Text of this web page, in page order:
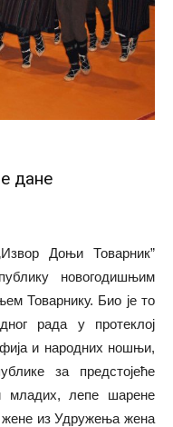
дане
Доњи Товарник”
новогодишњим
Товарнику. Био је то
рада у протеклој
и народних ношњи,
за предстојеће
младих, лепе шарене
жене из Удружења жена